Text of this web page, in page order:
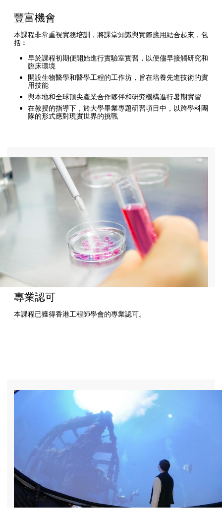
豐富機會
本課程非常重視實務培訓，將課堂知識與實際應用結合起來，包
括︰
早於課程初期便開始進行實驗室實習，以便儘早接觸研究和
臨床環境
開設生物醫學和醫學工程的工作坊，旨在培養先進技術的實
用技能
與本地和全球頂尖產業合作夥伴和研究機構進行暑期實習
在教授的指導下，於大學畢業專題研習項目中，以跨學科團
隊的形式應對現實世界的挑戰
專業認可
本課程已獲得香港工程師學會的專業認可。